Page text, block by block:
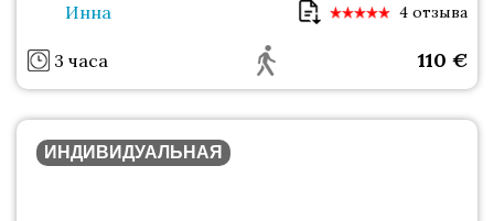
Инна 4 отзыва
3 часа 110 €
ИНДИВИДУАЛЬНАЯ